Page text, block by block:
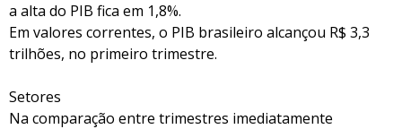
a alta do PIB fica em 1,8%.
Em valores correntes, o PIB brasileiro alcançou R$ 3,3
trilhões, no primeiro trimestre.
Setores
Na comparação entre trimestres imediatamente